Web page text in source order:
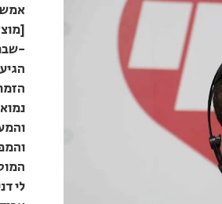
אמש
-
לי